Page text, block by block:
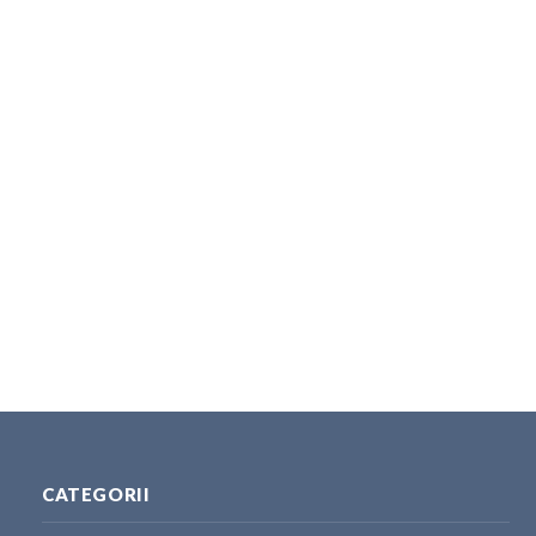
CATEGORII